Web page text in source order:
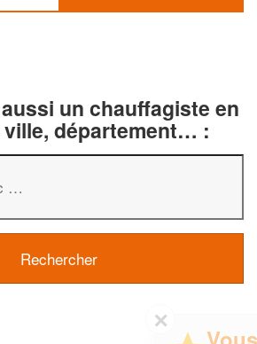
un chauffagiste en
département… :